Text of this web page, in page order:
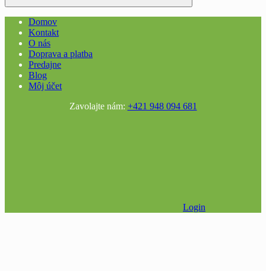
Domov
Kontakt
O nás
Doprava a platba
Predajne
Blog
Môj účet
Zavolajte nám: +421 948 094 681
Login